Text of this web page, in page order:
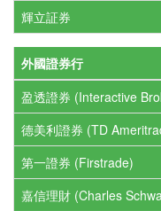
輝立証券
外國證券行
盈透證券 (Interactive
德美利證券 (TD
第一證券 (Firstrade)
嘉信理財 (Charles